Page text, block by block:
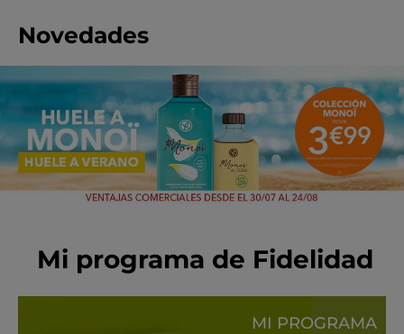
Novedades
Mi programa de Fidelidad
MI PROGRAMA